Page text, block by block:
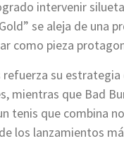
intervenir
se aleja de una
como pieza
refuerza su
mientras que Bad
tenis que combina
los lanzamientos